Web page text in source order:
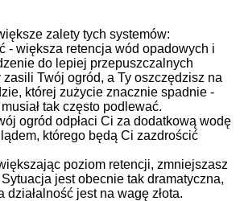
zalety tych systemów:
- większa retencja wód opadowych i
do lepiej przepuszczalnych
Twój ogród, a Ty oszczędzisz na
której zużycie znacznie spadnie -
tak często podlewać.
ogród odpłaci Ci za dodatkową wodę
którego będą Ci zazdrościć
poziom retencji, zmniejszasz
jest obecnie tak dramatyczna,
działalność jest na wagę złota.